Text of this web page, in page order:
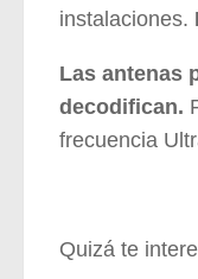
instalaciones.
Las antenas
decodifican.
frecuencia
Quizá te